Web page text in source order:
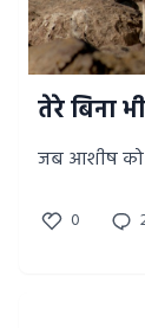
तेरे बिना
जब आशीष
0